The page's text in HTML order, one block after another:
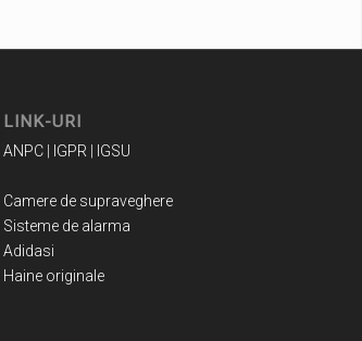
LINK-URI
ANPC IGPR IGSU
Camere de supraveghere
Sisteme de alarma
Adidasi
Haine originale